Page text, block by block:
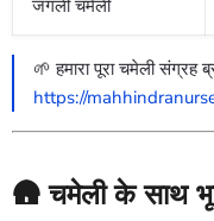
जंगली चमेली
🌱 हमारा पूरा चमेली संग्रह
https://
🛖 चमेली के साथ